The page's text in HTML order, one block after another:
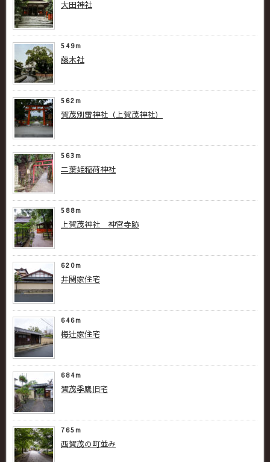
大田神社
549m
藤木社
562m
賀茂別雷神社（上賀茂神社）
563m
二葉姫稲荷神社
588m
上賀茂神社 神宮寺跡
620m
井関家住宅
646m
梅辻家住宅
684m
賀茂季鷹旧宅
765m
西賀茂の町並み